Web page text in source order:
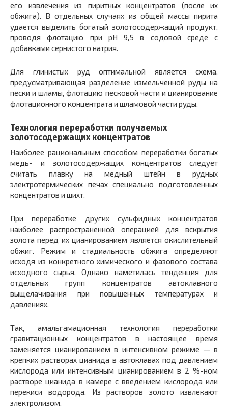
его извлечения из пиритных концентратов (после их
обжига). В отдельных случаях из общей массы пирита
удается выделить богатый золотосодержащий продукт,
проводя флотацию при pH 9,5 в содовой среде с
добавками сернистого натрия.
Для глинистых руд оптимальной является схема,
предусматривающая разделение измельченной руды на
пески и шламы, флотацию песковой части и цианирование
флотационного концентрата и шламовой части руды.
Технология переработки получаемых
золотосодержащих концентратов
Наиболее рациональным способом переработки богатых
медь- и золотосодержащих концентратов следует
считать плавку на медный штейн в рудных
электротермических печах специально подготовленных
концентратов и шихт.
При переработке других сульфидных концентратов
наиболее распространенной операцией для вскрытия
золота перед их цианированием является окислительный
обжиг. Режим и стадиальность обжига определяют
исходя из конкретного химического и фазового состава
исходного сырья. Однако наметилась тенденция для
отдельных групп концентратов автоклавного
выщелачивания при повышенных температурах и
давлениях.
Так, амальгамационная технология переработки
гравитационных концентратов в настоящее время
заменяется цианированием в интенсивном режиме — в
крепких растворах цианида в автоклавах под давлением
кислорода или интенсивным цианированием в 2 %-ном
растворе цианида в камере с введением кислорода или
перекиси водорода. Из растворов золото извлекают
электролизом.